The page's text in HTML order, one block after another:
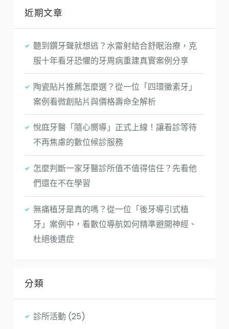
近期文章
聽到鑽牙聲就想逃？水雷射結合舒眠治療，克
服十年看牙恐懼的牙周病重建真實案例分享
陶瓷貼片推薦怎麼選？從一位「四環黴素牙」
案例看微創貼片與價格壽命全解析
悅庭牙醫「隨心嚮導」正式上線！讓看診等待
不再焦慮的數位候診服務
怎麼判斷一家牙醫診所值不值得信任？先看他
們還在不在學習
無痛植牙是真的嗎？從一位「後牙導引式植
牙」案例中，看數位導航如何精準避開神經、
杜絕後遺症
分類
診所活動 (25)